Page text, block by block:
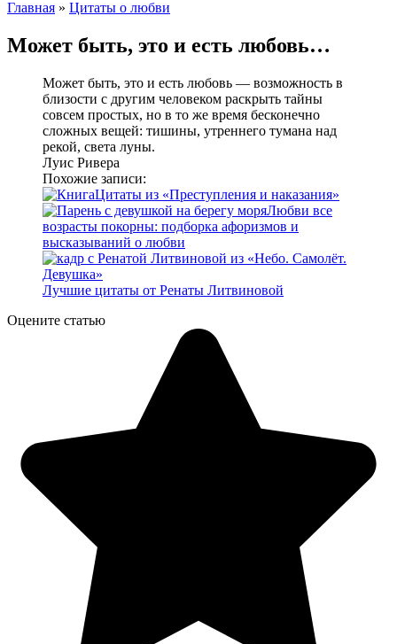
Главная » Цитаты о любви
Может быть, это и есть любовь…
Может быть, это и есть любовь — возможность в
близости с другим человеком раскрыть тайны
совсем простых, но в то же время бесконечно
сложных вещей: тишины, утреннего тумана над
рекой, света луны.
Луис Ривера
Похожие записи:
Цитаты из «Преступления и наказания»
Любви все
возрасты покорны: подборка афоризмов и
высказываний о любви
Лучшие цитаты от Ренаты Литвиновой
Оцените статью